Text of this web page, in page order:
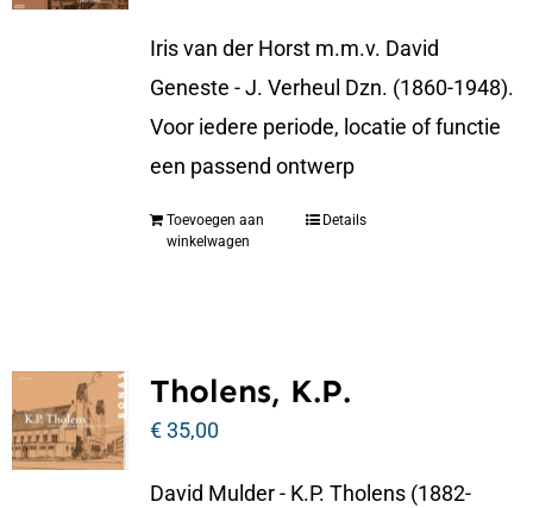
Iris van der Horst m.m.v. David
Geneste - J. Verheul Dzn. (1860-1948).
Voor iedere periode, locatie of functie
een passend ontwerp
Toevoegen aan
winkelwagen
Details
Tholens, K.P.
€35,00
David Mulder - K.P. Tholens (1882-